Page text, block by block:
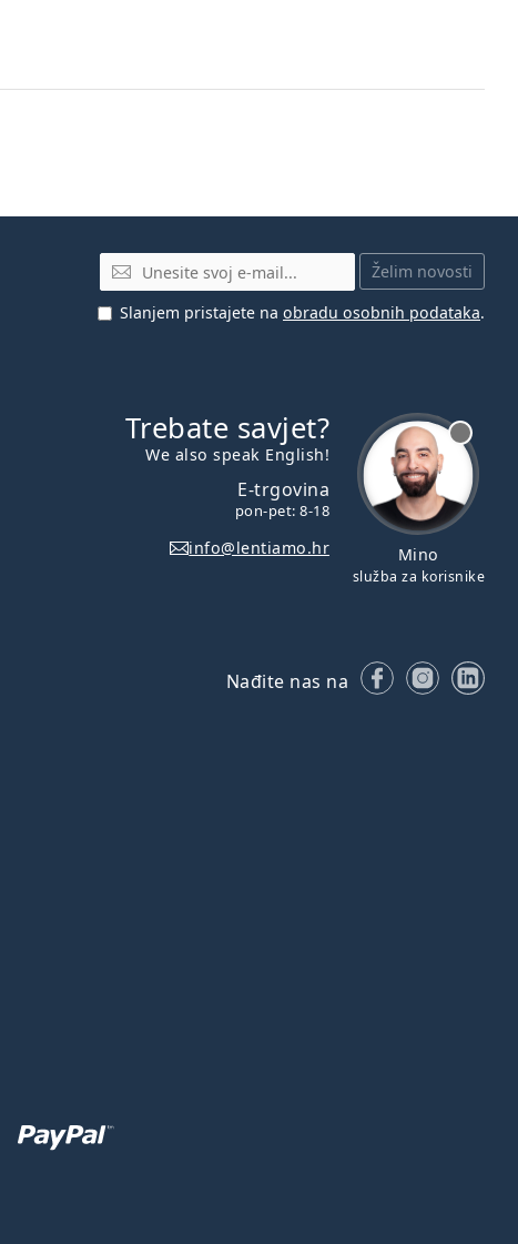
E-mail
Želim novosti
Slanjem pristajete na obradu osobnih podataka.
Mino
služba za korisnike
Trebate savjet?
We also speak English!
E-trgovina
pon-pet: 8-18
info@lentiamo.hr
Nađite nas na Facebooku